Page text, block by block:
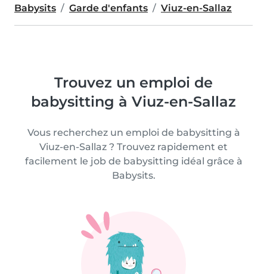
Babysits Garde d'enfants Viuz-en-Sallaz
Trouvez un emploi de
babysitting à Viuz-en-Sallaz
Vous recherchez un emploi de babysitting à
Viuz-en-Sallaz ? Trouvez rapidement et
facilement le job de babysitting idéal grâce à
Babysits.